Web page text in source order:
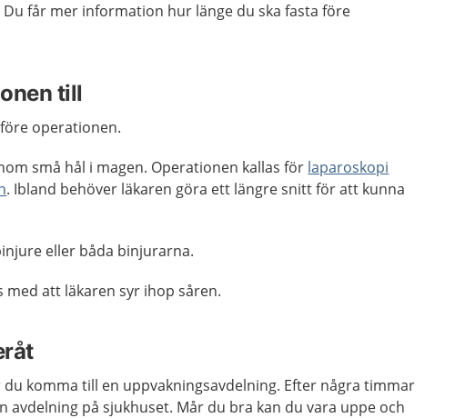
får mer information hur länge du ska fasta före
till
före operationen.
små hål i magen. Operationen kallas för laparoskopi
. Ibland behöver läkaren göra ett längre snitt för att kunna
eller båda binjurarna.
med att läkaren syr ihop såren.
komma till en uppvakningsavdelning. Efter några timmar
avdelning på sjukhuset. Mår du bra kan du vara uppe och